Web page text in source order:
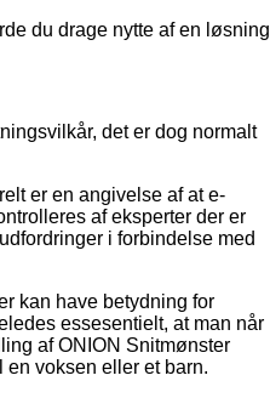
du drage nytte af en løsning
det er dog normalt
er en angivelse af at e-
af eksperter der er
i forbindelse med
kan have betydning for
essesentielt, at man når
af ONION Snitmønster
en voksen eller et barn.